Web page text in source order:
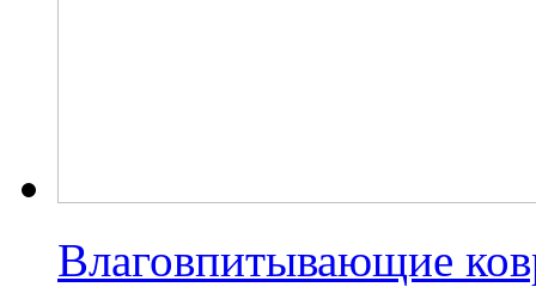
Влаговпитывающие